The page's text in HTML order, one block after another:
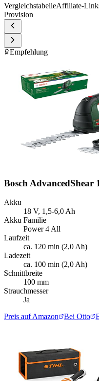
VergleichstabelleAffiliate-
Provision
Empfehlung
Bosch AdvancedShear
Akku
18 V, 1,5-6,0 Ah
Akku Familie
Power 4 All
Laufzeit
ca. 120 min (2,0 Ah)
Ladezeit
ca. 100 min (2,0 Ah)
Schnittbreite
100 mm
Strauchmesser
Ja
Preis auf Amazon
Bei Otto